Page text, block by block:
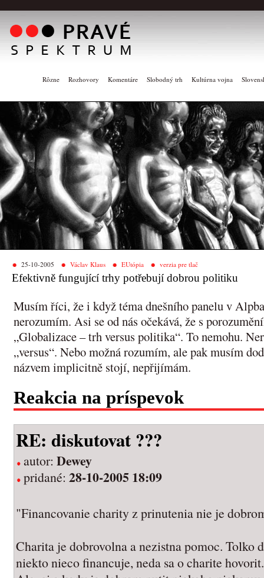
Rôzne Rozhovory Komentáre Slobodný trh Kultúrna vojna
25-10-2005 Václav Klaus EUtópia verzia pre tlač
Efektivně fungující trhy potřebují dobrou politiku
Musím říci, že i když téma dnešního panelu v
nerozumím. Asi se od nás očekává, že s
„Globalizace – trh versus politika“. To nemohu.
„versus“. Nebo možná rozumím, ale pak musím
názvem implicitně stojí, nepřijímám.
Reakcia na príspevok
RE: diskutovat ???
autor: Dewey
pridané: 28-10-2005 18:09
"Financovanie charity z prinutenia nie je
Charita je dobrovolna a nezistna pomoc. Tolko
niekto nieco financuje, neda sa o charite hovorit.